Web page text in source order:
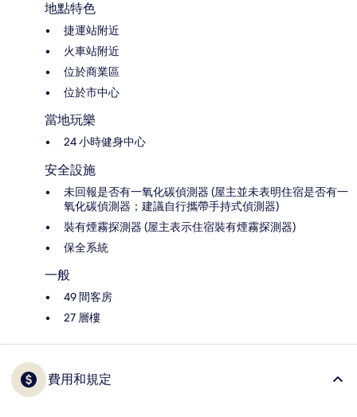
地點特色
捷運站附近
火車站附近
位於商業區
位於市中心
當地玩樂
24 小時健身中心
安全設施
未回報是否有一氧化碳偵測器 (屋主並未表明住宿是否有一
氧化碳偵測器；建議自行攜帶手持式偵測器)
裝有煙霧探測器 (屋主表示住宿裝有煙霧探測器)
保全系統
一般
49 間客房
27 層樓
費用和規定